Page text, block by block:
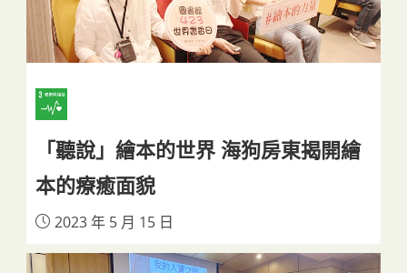
「聽說」繪本的世界 海狗房東揭開繪
本的療癒面貌
2023 年 5 月 15 日